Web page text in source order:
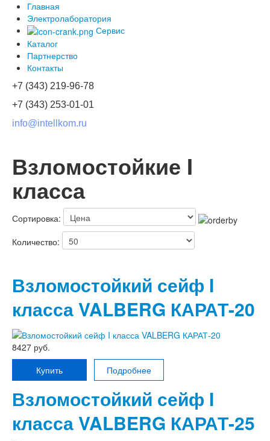
Главная
Электролаборатория
Сервис
Каталог
Партнерство
Контакты
+7 (343) 219-96-78
+7 (343) 253-01-01
info@intellkom.ru
Взломостойкие I
класса
Сортировка:
Количество:
Взломостойкий сейф I
класса VALBERG КАРАТ-20
8427 руб.
Купить
Подробнее
Взломостойкий сейф I
класса VALBERG КАРАТ-25